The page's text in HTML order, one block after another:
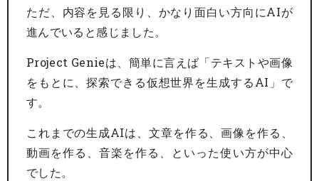
ただ、内容を見る限り、かなり面白い方向にAIが
進んでいると感じました。
Project Genieは、簡単に言えば「テキストや画像
をもとに、探索できる仮想世界を生成するAI」で
す。
これまでの生成AIは、文章を作る、画像を作る、
動画を作る、音楽を作る、といった使い方が中心
でした。